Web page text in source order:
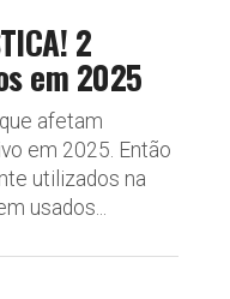
2
em 2025
afetam
em 2025. Então
utilizados na
usados...